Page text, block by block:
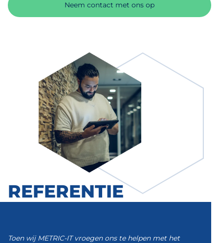
Neem contact met ons op
REFERENTIE
Toen wij METRIC-IT vroegen ons te helpen met het